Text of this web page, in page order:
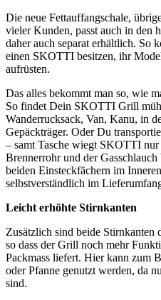
Die neue Fettauffangschale,
vieler Kunden, passt auch in den
daher auch separat erhältlich. So
einen SKOTTI besitzen, ihr
aufrüsten.
Das alles bekommt man so, wie
So findet Dein SKOTTI Grill
Wanderrucksack, Van, Kanu, in
Gepäckträger. Oder Du
– samt Tasche wiegt SKOTTI
Brennerrohr und der
beiden Einsteckfächern im
selbstverständlich im
Leicht erhöhte Stirnkanten
Zusätzlich sind beide
so dass der Grill noch mehr
Packmass liefert. Hier kann zum
oder Pfanne genutzt werden, da
sind.